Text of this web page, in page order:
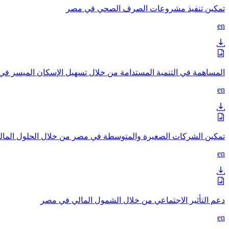
تمكين تنفيذ مشروعات الصرف الصحي في مصر
en
المساهمة في التنمية المستدامة من خلال تسهيل الإسكان الميسر
en
تمكين الشركات الصغيرة والمتوسطة في مصر من خلال الحلول
en
دعم التأثير الاجتماعي من خلال الشمول المالي في مصر
en